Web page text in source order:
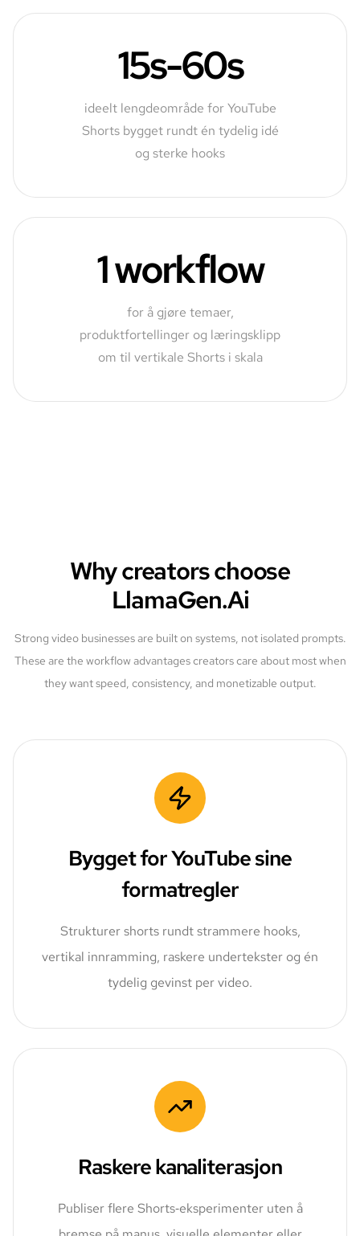
15s-60s
ideelt lengdeområde for YouTube
Shorts bygget rundt én tydelig idé
og sterke hooks
1 workflow
for å gjøre temaer,
produktfortellinger og læringsklipp
om til vertikale Shorts i skala
Why creators choose
LlamaGen.Ai
Strong video businesses are built on systems, not isolated prompts.
These are the workflow advantages creators care about most when
they want speed, consistency, and monetizable output.
Bygget for YouTube sine
formatregler
Strukturer shorts rundt strammere hooks,
vertikal innramming, raskere undertekster og én
tydelig gevinst per video.
Raskere kanaliterasjon
Publiser flere Shorts‑eksperimenter uten å